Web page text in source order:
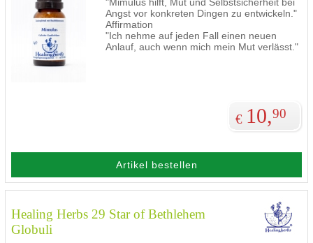
Angst vor konkreten Dingen zu entwickeln."
Affirmation
"Ich nehme auf jeden Fall einen neuen
Anlauf, auch wenn mich mein Mut verlässt."
€ 10,90
Artikel bestellen
Healing Herbs 29 Star of Bethlehem
Globuli